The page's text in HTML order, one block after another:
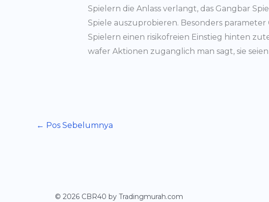
Spielern die Anlass verlangt, das Gangbar
Spiele auszuprobieren. Besonders
Spielern einen risikofreien Einstieg hinten
wafer Aktionen zuganglich man sagt, sie
← Pos Sebelumnya
© 2026 CBR40 by Tradingmurah.com